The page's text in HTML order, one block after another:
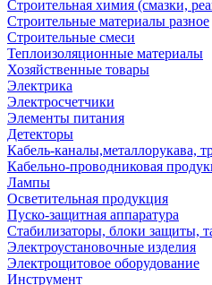
Строительная химия (смазки,
Строительные материалы разное
Строительные смеси
Теплоизоляционные материалы
Хозяйственные товары
Электрика
Электросчетчики
Элементы питания
Детекторы
Кабель-каналы,металлорукава,
Кабельно-проводниковая
Лампы
Осветительная продукция
Пуско-защитная аппаратура
Стабилизаторы, блоки защиты,
Электроустановочные изделия
Электрощитовое оборудование
Инструмент